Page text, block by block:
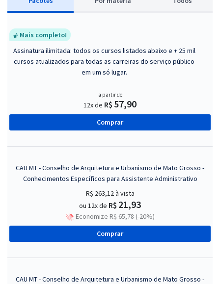
Mais completo!
Assinatura ilimitada: todos os cursos listados abaixo e + 25 mil
cursos atualizados para todas as carreiras do serviço público
em um só lugar.
a partir de
12x de R$ 57,90
Comprar
CAU MT - Conselho de Arquitetura e Urbanismo de Mato Grosso -
Conhecimentos Específicos para Assistente Administrativo
R$ 263,12à vista
ou 12x de R$ 21,93
Economize R$ 65,78 (-20%)
Comprar
CAU MT - Conselho de Arquitetura e Urbanismo de Mato Grosso -